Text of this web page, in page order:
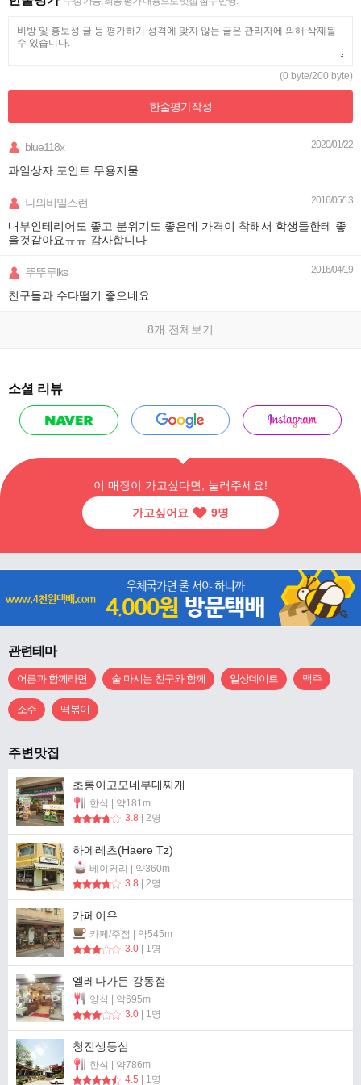
(0 byte/200 byte)
한줄평가작성
blue118x 2020/01/22
과일상자 포인트 무용지물..
나의비밀스런 2016/05/13
내부인테리어도 좋고 분위기도 좋은데 가격이 착해서 학생들한테 좋
을것같아요ㅠㅠ 감사합니다
뚜뚜루lks 2016/04/19
친구들과 수다떨기 좋으네요
8개 전체보기
소셜 리뷰
이 매장이 가고싶다면, 눌러주세요!
가고싶어요 9명
관련테마
어른과 함께라면 술 마시는 친구와 함께 일상데이트 맥주
소주 떡볶이
주변맛집
초롱이고모네부대찌개
한식 | 약181m
3.8 | 2명
하에레츠(Haere Tz)
베이커리 | 약360m
3.8 | 2명
카페이유
카페/주점 | 약545m
3.0 | 1명
엘레나가든 강동점
양식 | 약695m
3.0 | 1명
청진생등심
한식 | 약786m
4.5 | 1명